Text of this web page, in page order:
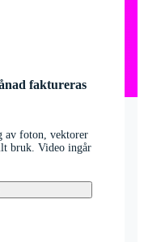
faktureras
av foton, vektorer
bruk. Video ingår